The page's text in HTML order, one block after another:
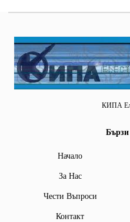
КИПА
Начало
За Нас
Чести Въпроси
Контакт